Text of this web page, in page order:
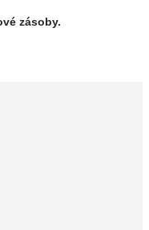
zásoby.